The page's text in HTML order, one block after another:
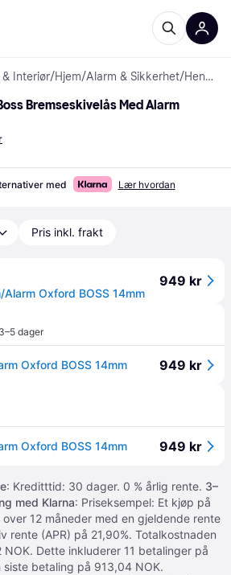
& Interiør/Hjem/Alarm & Sikkerhet/ Hengelås
Bremseskivelås Med Alarm
med Lær hvordan
Pris inkl. frakt
Oxford BOSS 14mm
949 kr
3–5 dager
Oxford BOSS 14mm 949 kr
Oxford BOSS 14mm 949 kr
: Kreditttid: 30 dager. 0 % årlig rente. 3–
med Klarna: Priseksempel: Et kjøp på
12 måneder med en gjeldende rente
rente (APR) på 21,90%. Totalkostnaden
NOK. Dette inkluderer 11 betalinger på
siste betaling på 913,04 NOK.